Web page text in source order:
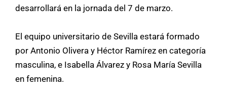
desarrollará en la jornada del 7 de marzo.
El equipo universitario de Sevilla estará formado
por Antonio Olivera y Héctor Ramírez en categoría
masculina, e Isabella Álvarez y Rosa María Sevilla
en femenina.